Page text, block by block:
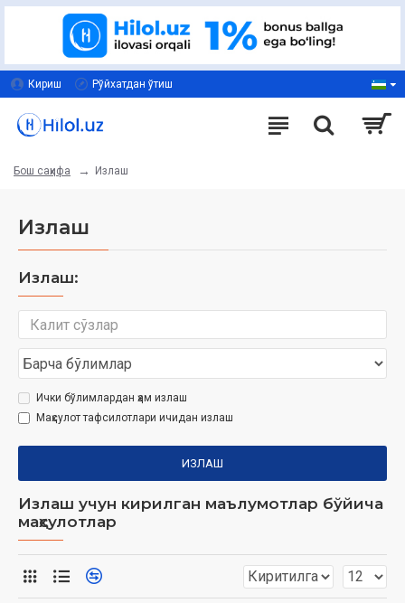
Кириш Рўйхатдан ўтиш
Бош саҳифа Излаш
Излаш
Излаш:
Ички бўлимлардан ҳам излаш
Маҳсулот тафсилотлари ичидан излаш
ИЗЛАШ
Излаш учун кирилган маълумотлар бўйича
маҳсулотлар